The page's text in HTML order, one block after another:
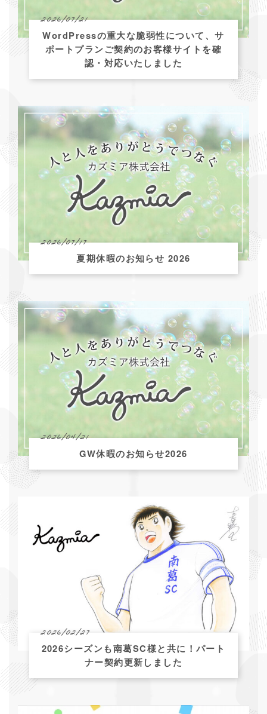
2026/07/21
WordPressの重大な脆弱性について、サ
ポートプランご契約のお客様サイトを確
認・対応いたしました
2026/07/17
夏期休暇のお知らせ 2026
2026/04/21
GW休暇のお知らせ2026
2026/02/27
2026シーズンも南葛SC様と共に！パート
ナー契約更新しました